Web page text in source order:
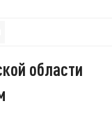
области